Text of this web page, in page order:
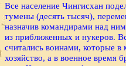
Все население Чингисхан
тумены (десять тысяч),
назначив командирами над
из приближенных и нукеров.
считались воинами, которые в
хозяйство, а в военное время